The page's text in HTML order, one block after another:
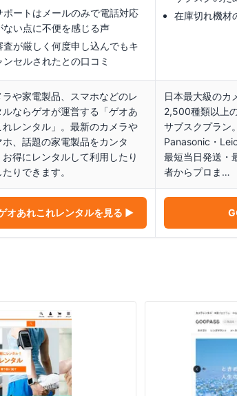
ポートはメールのみで電話対応
ない点に不便を感じる声
査が厳しく何度申し込んでもキ
ンセルされたとの口コミ
在庫切れ機材
ラや家電製品、スマホなどのレ
ルならゲオが運営する「ゲオあ
れレンタル」。最新のカメラや
ホ、話題の家電製品をカンタ
お得にレンタルして利用したり
りできます。
日本最大級のカ
2,500種類以上
サブスクプラン
Panasonic・
最短当日発送・
者からプロま…
オあれこれレンタルを見る ▶